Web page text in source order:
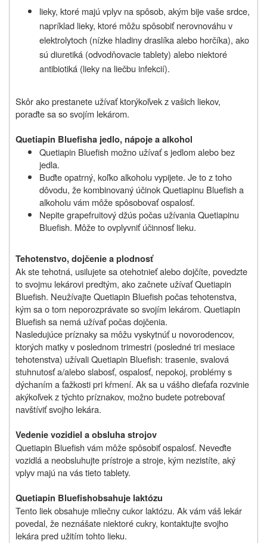
lieky, ktoré majú vplyv na spôsob, akým bije vaše srdce,
napríklad lieky, ktoré môžu spôsobiť nerovnováhu v
elektrolytoch (nízke hladiny draslíka alebo horčíka), ako
sú diuretiká (odvodňovacie tablety) alebo niektoré
antibiotiká (lieky na liečbu infekcií).
Skôr ako prestanete užívať ktorýkoľvek z vašich liekov,
poraďte sa so svojím lekárom.
Quetiapin Bluefisha jedlo, nápoje a alkohol
Quetiapin Bluefish možno užívať s jedlom alebo bez
jedla.
Buďte opatrný, koľko alkoholu vypijete. Je to z toho
dôvodu, že kombinovaný účinok Quetiapinu Bluefish a
alkoholu vám môže spôsobovať ospalosť.
Nepite grapefruitový džús počas užívania Quetiapinu
Bluefish. Môže to ovplyvniť účinnosť lieku.
Tehotenstvo, dojčenie a plodnosť
Ak ste tehotná, usilujete sa otehotnieť alebo dojčíte, povedzte
to svojmu lekárovi predtým, ako začnete užívať Quetiapin
Bluefish. Neužívajte Quetiapin Bluefish počas tehotenstva,
kým sa o tom neporozprávate so svojím lekárom. Quetiapin
Bluefish sa nemá užívať počas dojčenia.
Nasledujúce príznaky sa môžu vyskytnúť u novorodencov,
ktorých matky v poslednom trimestri (posledné tri mesiace
tehotenstva) užívali Quetiapin Bluefish: trasenie, svalová
stuhnutosť a/alebo slabosť, ospalosť, nepokoj, problémy s
dýchaním a ťažkosti pri kŕmení. Ak sa u vášho dieťaťa rozvinie
akýkoľvek z týchto príznakov, možno budete potrebovať
navštíviť svojho lekára.
Vedenie vozidiel a obsluha strojov
Quetiapin Bluefish vám môže spôsobiť ospalosť. Neveďte
vozidlá a neobsluhujte prístroje a stroje, kým nezistíte, aký
vplyv majú na vás tieto tablety.
Quetiapin Bluefishobsahuje laktózu
Tento liek obsahuje mliečny cukor laktózu. Ak vám váš lekár
povedal, že neznášate niektoré cukry, kontaktujte svojho
lekára pred užitím tohto lieku.